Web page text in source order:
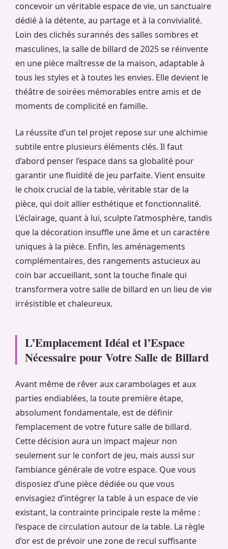
concevoir un véritable espace de vie, un sanctuaire
dédié à la détente, au partage et à la convivialité.
Loin des clichés surannés des salles sombres et
masculines, la salle de billard de 2025 se réinvente
en une pièce maîtresse de la maison, adaptable à
tous les styles et à toutes les envies. Elle devient le
théâtre de soirées mémorables entre amis et de
moments de complicité en famille.
La réussite d’un tel projet repose sur une alchimie
subtile entre plusieurs éléments clés. Il faut
d’abord penser l’espace dans sa globalité pour
garantir une fluidité de jeu parfaite. Vient ensuite
le choix crucial de la table, véritable star de la
pièce, qui doit allier esthétique et fonctionnalité.
L’éclairage, quant à lui, sculpte l’atmosphère, tandis
que la décoration insuffle une âme et un caractère
uniques à la pièce. Enfin, les aménagements
complémentaires, des rangements astucieux au
coin bar accueillant, sont la touche finale qui
transformera votre salle de billard en un lieu de vie
irrésistible et chaleureux.
L’Emplacement Idéal et l’Espace
Nécessaire pour Votre Salle de Billard
Avant même de rêver aux carambolages et aux
parties endiablées, la toute première étape,
absolument fondamentale, est de définir
l’emplacement de votre future salle de billard.
Cette décision aura un impact majeur non
seulement sur le confort de jeu, mais aussi sur
l’ambiance générale de votre espace. Que vous
disposiez d’une pièce dédiée ou que vous
envisagiez d’intégrer la table à un espace de vie
existant, la contrainte principale reste la même :
l’espace de circulation autour de la table. La règle
d’or est de prévoir une zone de recul suffisante